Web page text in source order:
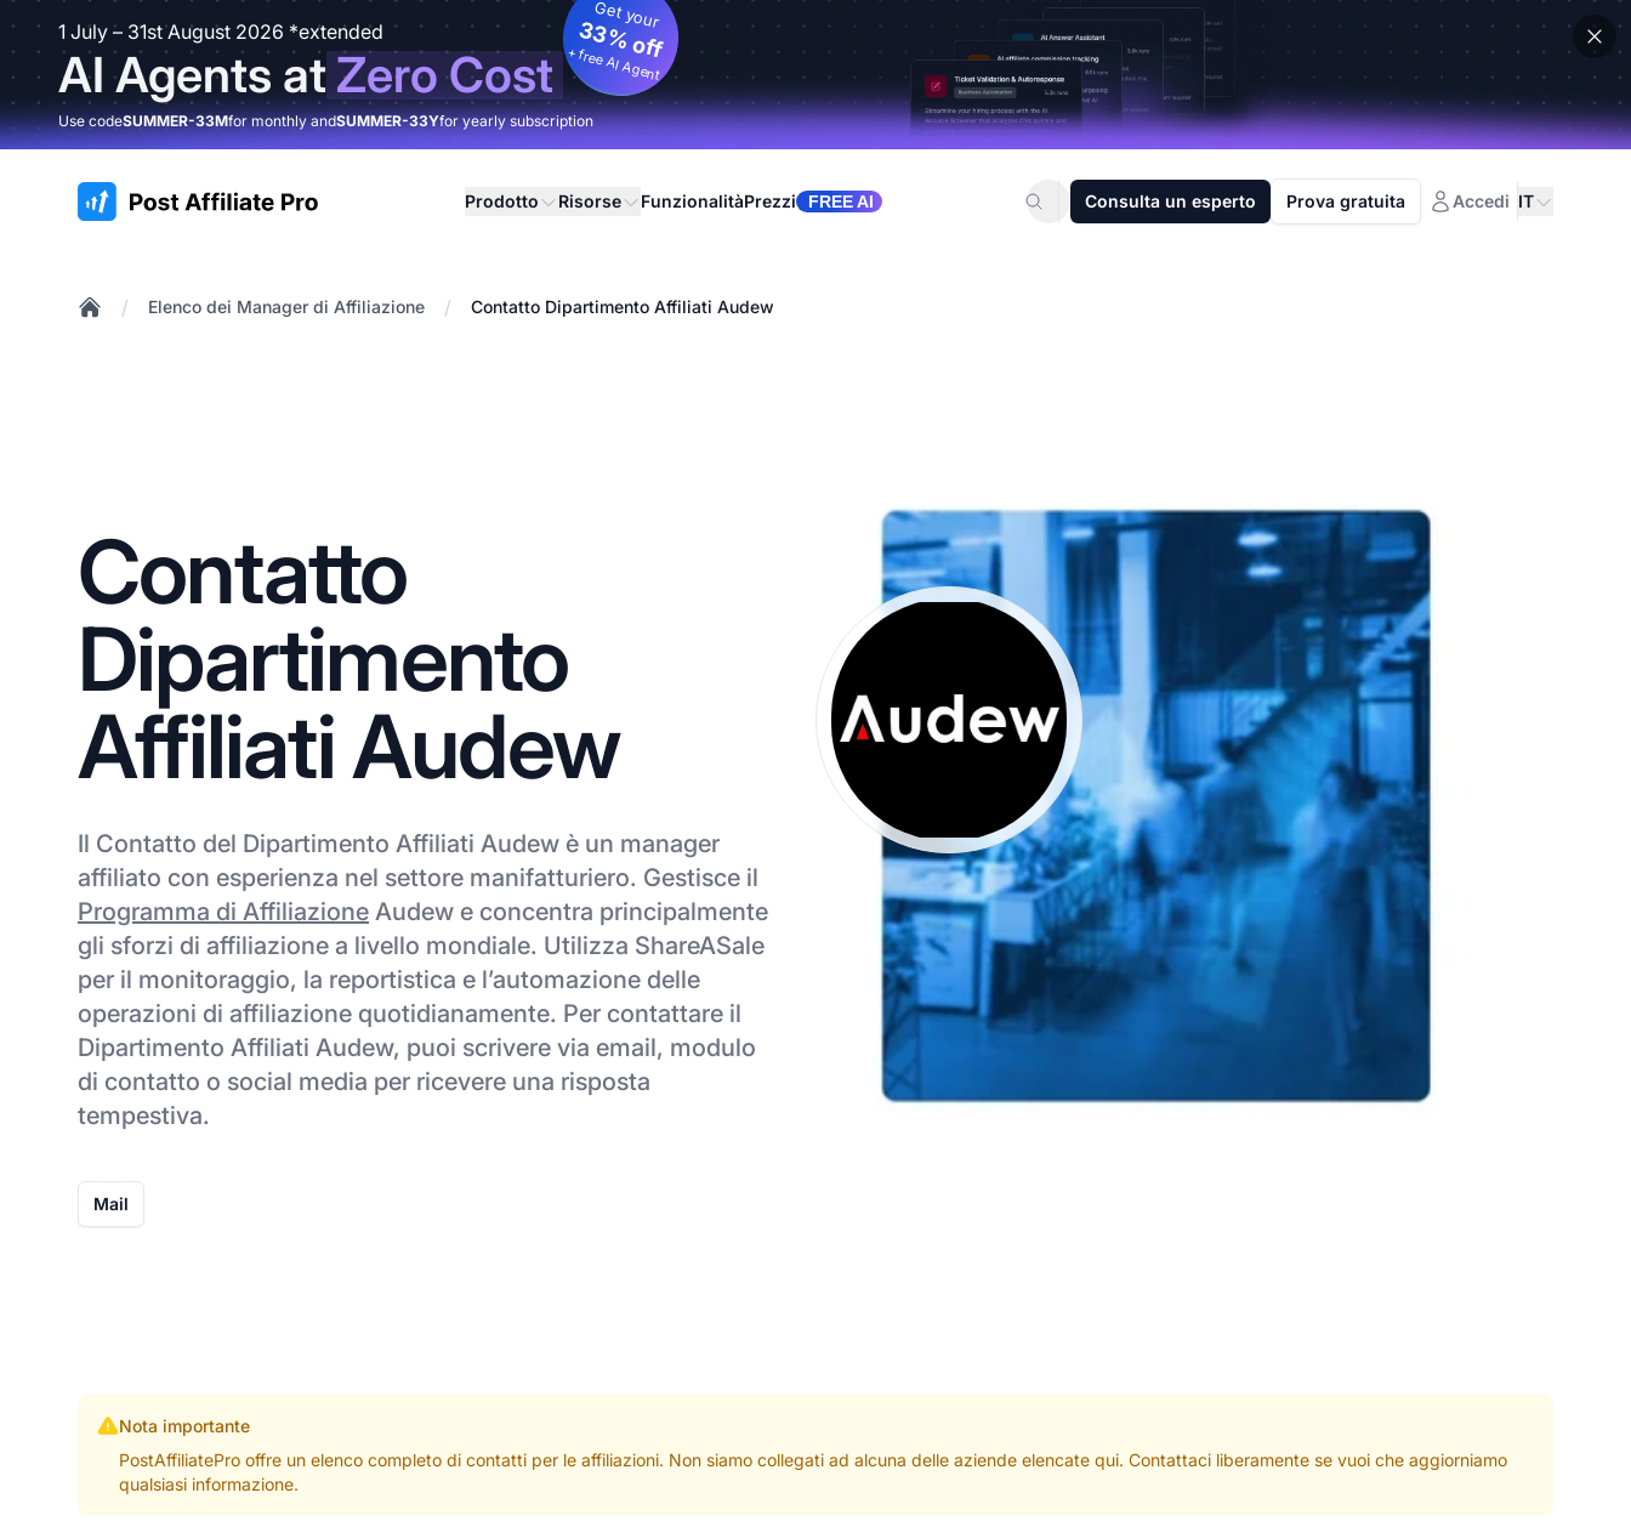
1 July – 31st August 2026 *extended
AI Agents atZero Cost
Get your
33% off
+ free AI Agent
Use codeSUMMER-33Mfor monthly andSUMMER-33Yfor yearly subscription
:site.title Prodotto Risorse FunzionalitàPrezzi FREE AI Consulta un esperto Prova gratuita Accedi IT
/ Elenco dei Manager di Affiliazione / Contatto Dipartimento Affiliati Audew
Contatto
Dipartimento
Affiliati Audew
Il Contatto del Dipartimento Affiliati Audew è un manager
affiliato con esperienza nel settore manifatturiero. Gestisce il
Programma di Affiliazione Audew e concentra principalmente
gli sforzi di affiliazione a livello mondiale. Utilizza ShareASale
per il monitoraggio, la reportistica e l’automazione delle
operazioni di affiliazione quotidianamente. Per contattare il
Dipartimento Affiliati Audew, puoi scrivere via email, modulo
di contatto o social media per ricevere una risposta
tempestiva.
Mail
Nota importante
PostAffiliatePro offre un elenco completo di contatti per le affiliazioni. Non siamo collegati ad alcuna delle aziende elencate qui. Contattaci liberamente se vuoi che aggiorniamo
qualsiasi informazione.